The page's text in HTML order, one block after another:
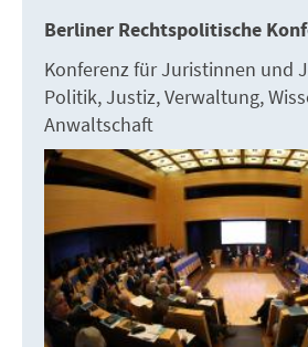
Berliner Rechtspolitische
Konferenz für Juristinnen und
Politik, Justiz, Verwaltung,
Anwaltschaft